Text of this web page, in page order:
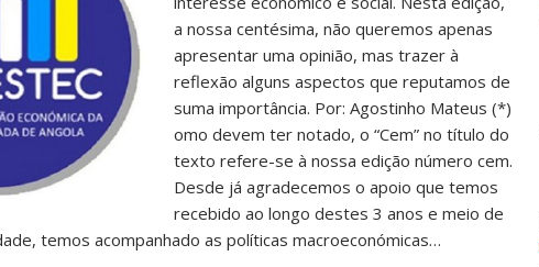
a nossa centésima, não queremos apenas
apresentar uma opinião, mas trazer à
reflexão alguns aspectos que reputamos de
suma importância. Por: Agostinho Mateus (*)
omo devem ter notado, o “Cem” no título do
texto refere-se à nossa edição número cem.
Desde já agradecemos o apoio que temos
recebido ao longo destes 3 anos e meio de
temos acompanhado as políticas macroeconómicas…